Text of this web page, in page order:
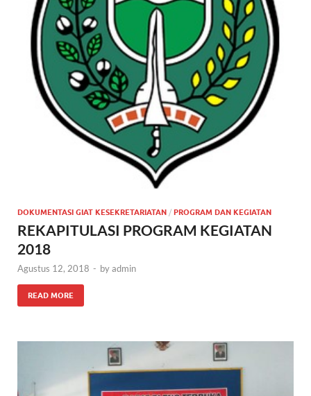
DOKUMENTASI GIAT KESEKRETARIATAN / PROGRAM DAN KEGIATAN
REKAPITULASI PROGRAM KEGIATAN
2018
Agustus 12, 2018 - byadmin
READ MORE